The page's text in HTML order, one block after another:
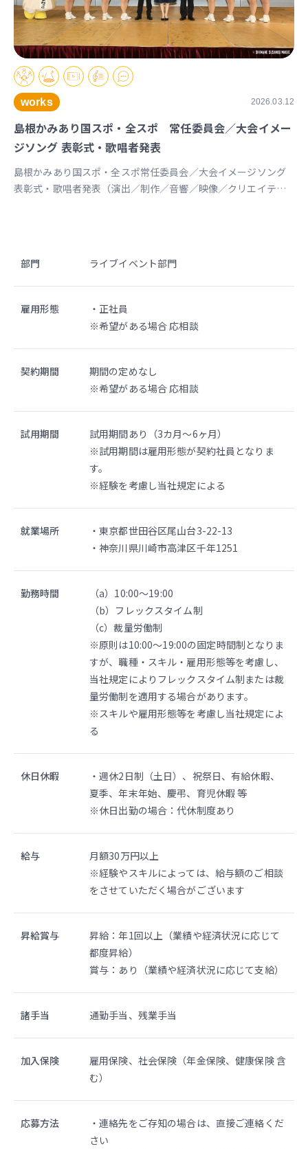
works 2026.03.12
島根かみあり国スポ・全スポ 常任委員会／大会イメー
ジソング 表彰式・歌唱者発表
島根かみあり国スポ・全スポ常任委員会／大会イメージソング
表彰式・歌唱者発表（演出／制作／音響／映像／クリエイティ
chuo.co.jp/articles/-/965820 スポーツマニア
https://sportsmania.jp/341496/
部門 ライブイベント部門
雇用形態
・正社員
※希望がある場合 応相談
契約期間
期間の定めなし
※希望がある場合 応相談
試用期間
試用期間あり（3カ月〜6ヶ月）
※試用期間は雇用形態が契約社員となりま
す。
※経験を考慮し当社規定による
就業場所
・東京都世田谷区尾山台3-22-13
・神奈川県川崎市高津区千年1251
勤務時間
（a）10:00〜19:00
（b）フレックスタイム制
（c）裁量労働制
※原則は10:00〜19:00の固定時間制となりま
すが、職種・スキル・雇用形態等を考慮し、
当社規定によりフレックスタイム制または裁
量労働制を適用する場合があります。
※スキルや雇用形態等を考慮し当社規定によ
る
休日休暇
・週休2日制（土日）、祝祭日、有給休暇、
夏季、年末年始、慶弔、育児休暇 等
※休日出勤の場合：代休制度あり
給与
月額30万円以上
※経験やスキルによっては、給与額のご相談
をさせていただく場合がございます
昇給賞与
昇給：年1回以上（業績や経済状況に応じて
都度昇給）
賞与：あり（業績や経済状況に応じて支給）
諸手当 通勤手当、残業手当
加入保険
雇用保険、社会保険（年金保険、健康保険 含
む）
応募方法
・連絡先をご存知の場合は、直接ご連絡くだ
さい